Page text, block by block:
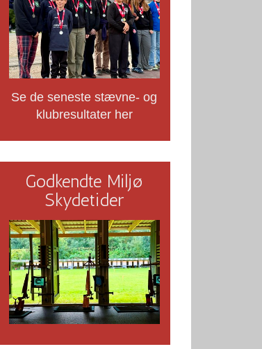
Se de seneste stævne- og
klubresultater her
Godkendte Miljø
Skydetider